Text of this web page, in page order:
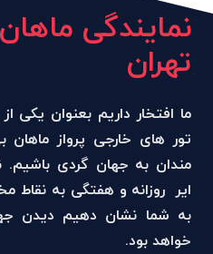
نمایندگی
تهران
ما افتخار داریم بعنوان یکی
تور های خارجی پرواز
مندان به جهان گردی باشیم.
ایر روزانه و هفتگی به
به شما نشان دهیم دیدن
خواهد بود.